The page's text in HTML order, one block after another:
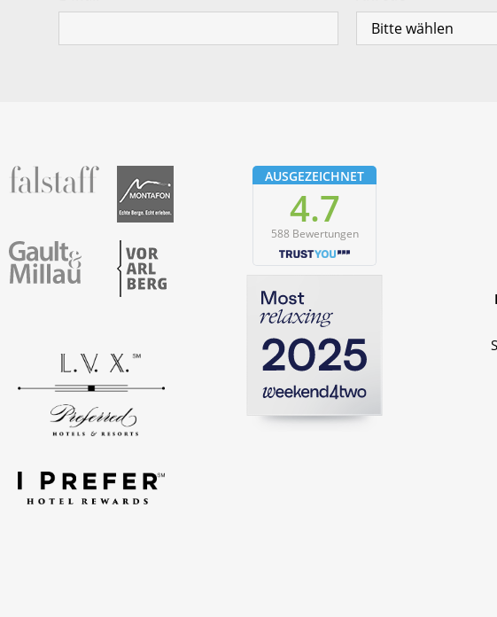
fallstaff
Gault & Millau
Montafon
Vorarlberg
AUSGEZEICHNET
4.7
588 Bewertungen